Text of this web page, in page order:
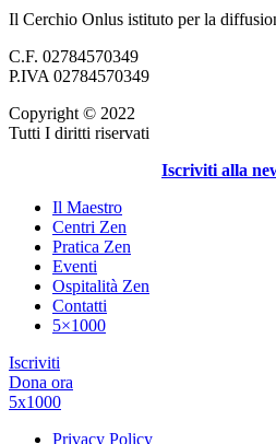
Il Cerchio Onlus istituto per la
C.F. 02784570349
P.IVA 02784570349
Copyright © 2022
Tutti I diritti riservati
Iscriviti alla
Il Maestro
Centri Zen
Pratica Zen
Eventi
Ospitalità Zen
Contatti
5×1000
Iscriviti
Dona ora
5x1000
Privacy Policy